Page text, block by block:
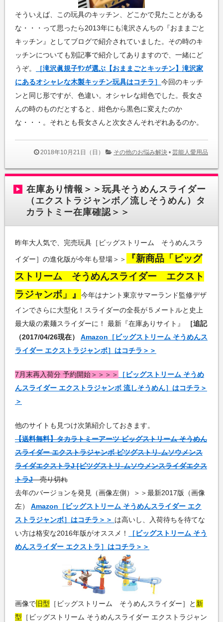
そういえば、この玩具のキッチン、どこかで見たことがある
な・・・って思ったら2013年にも滝沢さんちの『おままごと
キッチン』としてブログで紹介されていました。その時のキ
ッチンについても別記事で紹介してありますので、一緒にど
うぞ。
［滝沢眞規子ｻﾝが選ぶ【おままごとキッチン】滝沢家
にあるオシャレな木製キッチン玩具はコチラ］ 今回のキッチ
ンと同じ形ですが、色違い。オシャレな紺色でした。長女さ
んの時のものだとすると、紺色から黒色に変えたのか
な・・・。それとも長女さんと次女さんそれぞれあるのか。
2018年10月21日（日） その他のお悩み解決 • 芸能人愛用品
在庫あり情報＞＞玩具そうめんスライダー
（エクストラジャンボ／流しそうめん）タ
カラトミー在庫確認＞＞
昨年大人気で、完売玩具［ビッグストリーム そうめんスラ
イダー］の進化版が今年も登場＞＞
『新商品「ビッグ
ストリーム そうめんスライダー エクスト
ラジャンボ」』
今年はナント東京サマーランド監修デザ
インでさらに大型化！スライダーの全長が５メートルと史上
最大級の素麺スライダーに！ 最新『在庫ありサイト』
［追記
（2017/04/26現在）
Amazon［ビッグストリーム そうめんス
ライダー エクストラジャンボ］はコチラ＞＞
7月末再入荷分 予約開始＞＞＞＞
［ビッグストリーム そうめ
んスライダー エクストラジャンボ 流しそうめん］はコチラ＞
＞
他のサイトも見つけ次第紹介しておきます。
【送料無料】タカラトミーアーツ ビッグストリーム そうめん
スライダー エクストラジャンボ ビツグストリ-ムソウメンス
ライダエクストラJ [ビツグストリ-ムソウメンスライダエクス
トラJ売り切れ
去年のバージョンを発見（画像左側）＞＞最新2017版（画像
左） Amazon［ビッグストリーム そうめんスライダー エク
ストラジャンボ］はコチラ＞＞ は高いし、入荷待ちを待てな
い方は格安な2016年版がオススメ！
［ビッグストリーム そう
めんスライダー エクストラ］はコチラ＞＞
画像で 旧型 ［ビッグストリーム そうめんスライダー］と 新
型 ［ビッグストリーム そうめんスライダー エクストラジャン